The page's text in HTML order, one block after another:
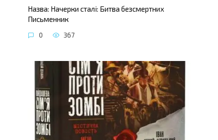
Назва: Начерки сталі: Битва безсмертних
Письменник
0 367